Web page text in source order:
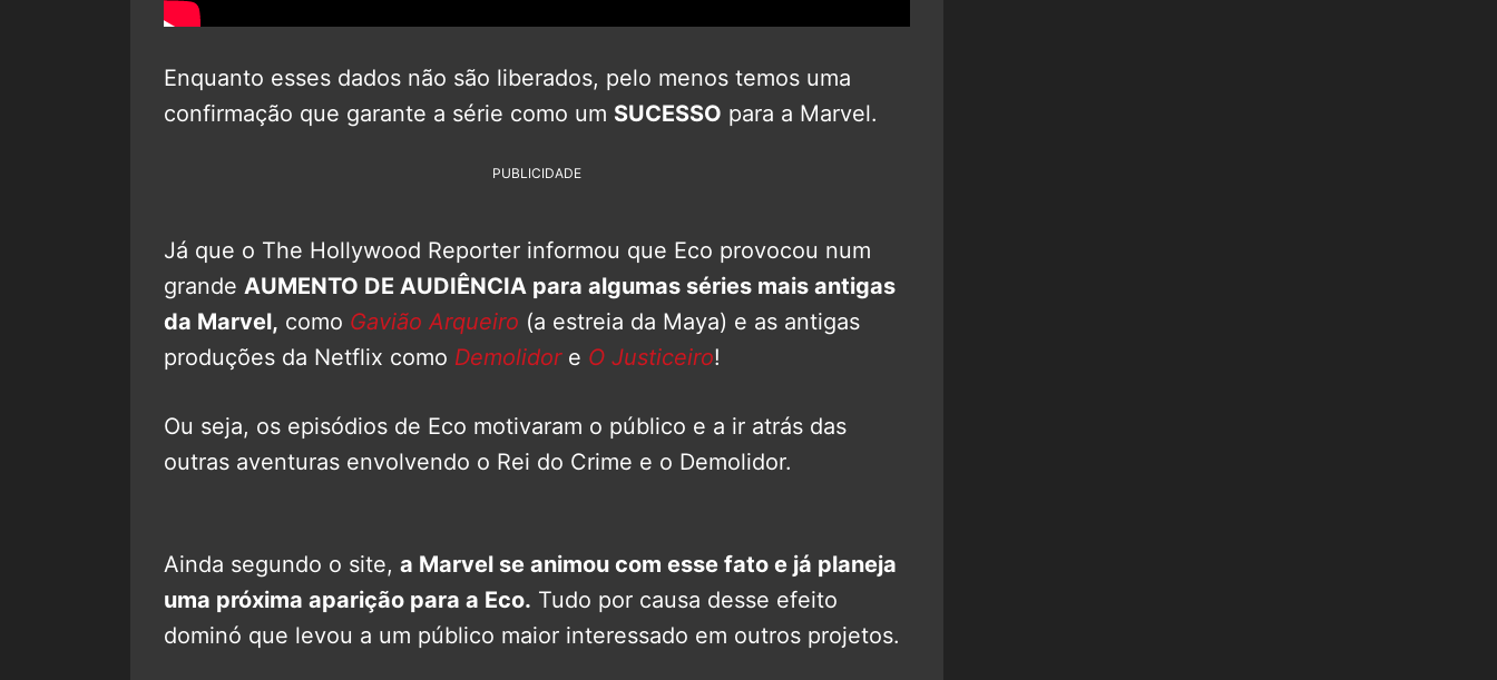
Enquanto esses dados não são liberados, pelo menos temos uma
confirmação que garante a série como um SUCESSO para a Marvel.
PUBLICIDADE
Já que o The Hollywood Reporter informou que Eco provocou num
grande AUMENTO DE AUDIÊNCIA para algumas séries mais antigas
da Marvel, como Gavião Arqueiro (a estreia da Maya) e as antigas
produções da Netflix como Demolidore O Justiceiro!
Ou seja, os episódios de Eco motivaram o público e a ir atrás das
outras aventuras envolvendo o Rei do Crime e o Demolidor.
Ainda segundo o site, a Marvel se animou com esse fato e já planeja
uma próxima aparição para a Eco. Tudo por causa desse efeito
dominó que levou a um público maior interessado em outros projetos.